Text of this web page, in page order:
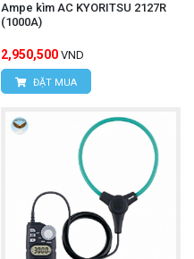
Ampe kìm AC KYORITSU 2127R
(1000A)
2,950,500 VND
ĐẶT MUA